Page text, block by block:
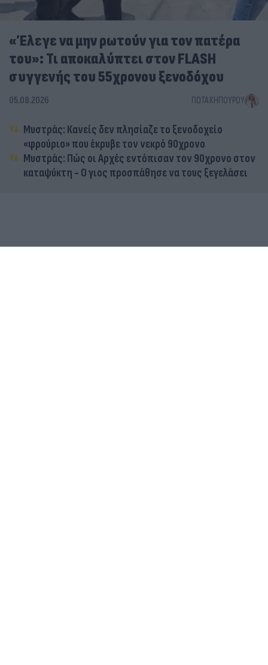
«Έλεγε να μην ρωτούν για τον πατέρα
του»: Τι αποκαλύπτει στον FLASH
συγγενής του 55χρονου ξενοδόχου
05.08.2026 ΓΙΏΤΑ ΚΗΠΟΥΡΟΎ
Μυστράς: Κανείς δεν πλησίαζε το ξενοδοχείο
«φρούριο» που έκρυβε τον νεκρό 90χρονο
Μυστράς: Πώς οι Αρχές εντόπισαν τον 90χρονο στον
καταψύκτη - Ο γιος προσπάθησε να τους ξεγελάσει